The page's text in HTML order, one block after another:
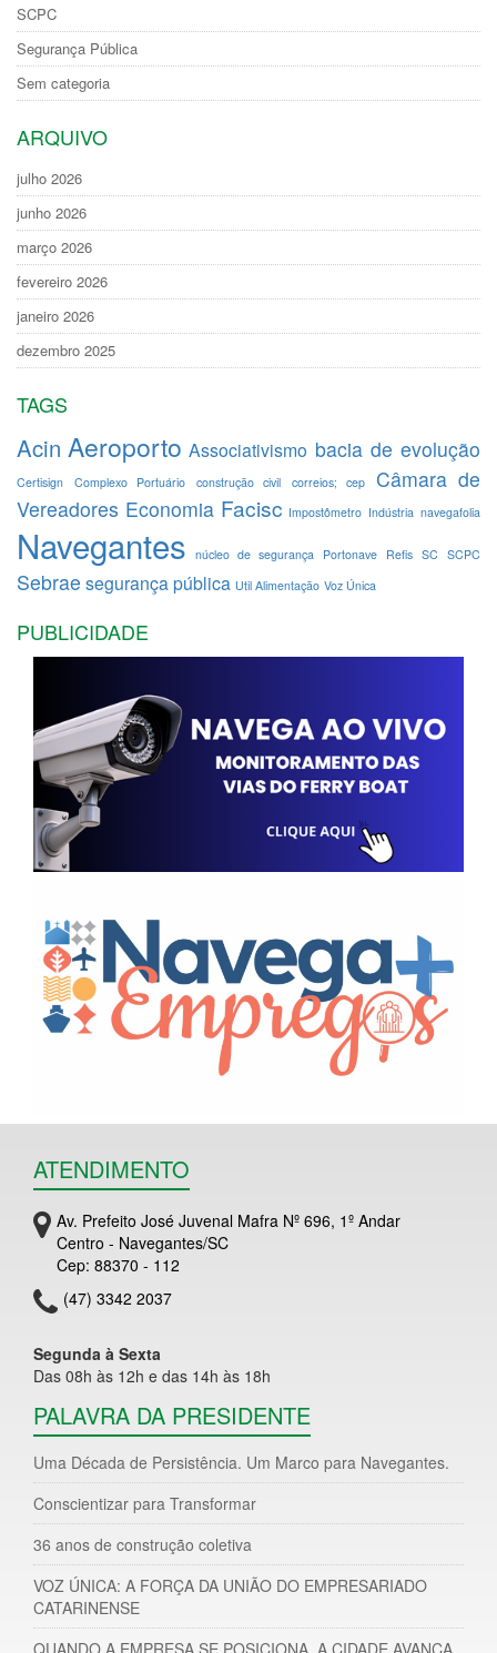
SCPC
Segurança Pública
Sem categoria
ARQUIVO
julho 2026
junho 2026
março 2026
fevereiro 2026
janeiro 2026
dezembro 2025
TAGS
Acin Aeroporto Associativismo bacia de evolução
Certisign Complexo Portuário construção civil correios; cep
Câmara de
Vereadores Economia Facisc Impostômetro Indústria navegafolia
Navegantes núcleo de segurança Portonave Refis SC SCPC
Sebrae segurança pública Util Alimentação Voz Única
PUBLICIDADE
ATENDIMENTO
Av. Prefeito José Juvenal Mafra Nº 696, 1º Andar
Centro - Navegantes/SC
Cep: 88370 - 112
(47) 3342 2037
Segunda à Sexta
Das 08h às 12h e das 14h às 18h
PALAVRA DA PRESIDENTE
Uma Década de Persistência. Um Marco para Navegantes.
Conscientizar para Transformar
36 anos de construção coletiva
VOZ ÚNICA: A FORÇA DA UNIÃO DO EMPRESARIADO
CATARINENSE
QUANDO A EMPRESA SE POSICIONA, A CIDADE AVANÇA